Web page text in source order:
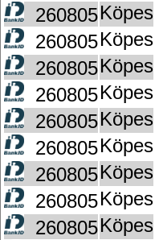
260805Köpes
260805Köpes
260805Köpes
260805Köpes
260805Köpes
260805Köpes
260805Köpes
260805Köpes
260805Köpes